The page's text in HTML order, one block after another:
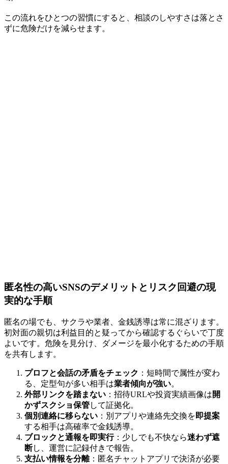
この流れをひとつの習慣にすると、相談のしやすさは落とさ
ずに危険だけを減らせます。
匿名性の高いSNSのデメリットとリスク回避の現
実的な手順
匿名の場でも、サクラや業者、金銭誘導は常に混ざります。
初対面の親切は利益目的と疑ってから確認するぐらいで丁度
よいです。危険を見分け、ダメージを最小化するための手順
を共有します。
プロフと会話の矛盾をチェック ：短時間で属性が変わ
る、定型句が多い相手は業者傾向が強い。
外部リンクを踏まない ：招待URLや投資実績画像は開
かずスクショ保管して証拠化。
個別連絡に移らない ：別アプリや連絡先交換を即提案
する相手は高確率で金銭誘導。
ブロックと通報を即実行：少しでも不快なら迷わず遮
断し、運営に記録付きで報告。
支払い情報を分離：匿名チャットアプリで決済が必要